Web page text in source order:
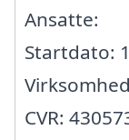
Ansatte:
Startdato:
CVR: